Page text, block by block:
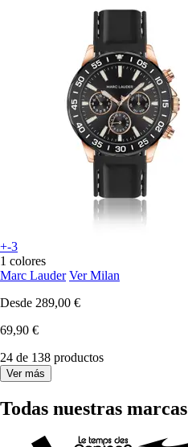
+-3
1 colores
Marc Lauder Ver Milan
Desde 289,00 €
69,90 €
24 de 138 productos
Ver más
Todas nuestras marcas